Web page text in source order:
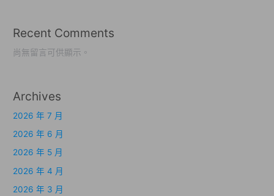
Recent Comments
尚無留言可供顯示。
Archives
2026 年 7 月
2026 年 6 月
2026 年 5 月
2026 年 4 月
2026 年 3 月